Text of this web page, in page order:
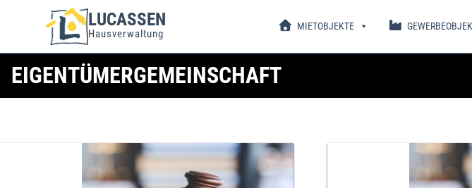
LUCASSEN
Hausverwaltung
MIETOBJEKTE
EIGENTÜMERGEMEINSCHAFT